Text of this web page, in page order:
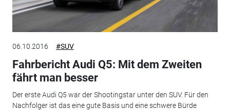
06.10.2016 #SUV
Fahrbericht Audi Q5: Mit dem Zweiten
fährt man besser
Der erste Audi Q5 war der Shootingstar unter den SUV. Für den
Nachfolger ist das eine gute Basis und eine schwere Bürde